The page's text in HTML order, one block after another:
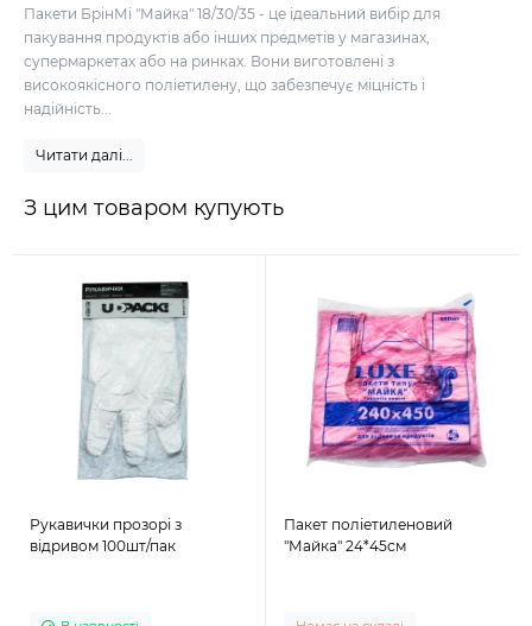
Пакети БрінМі "Майка" 18/30/35 - це ідеальний вибір для
пакування продуктів або інших предметів у магазинах,
супермаркетах або на ринках. Вони виготовлені з
високоякісного поліетилену, що забезпечує міцність і
надійність...
Читати далі...
З цим товаром купують
Рукавички прозорі з
відривом 100шт/пак
Пакет поліетиленовий
"Майка" 24*45см